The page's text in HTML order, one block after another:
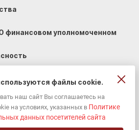
финансовом уполномоченном
(ПАО).
файлы cookie.
наш сайт Вы соглашаетесь на
на условиях, указанных в Политике
данных посетителей сайта